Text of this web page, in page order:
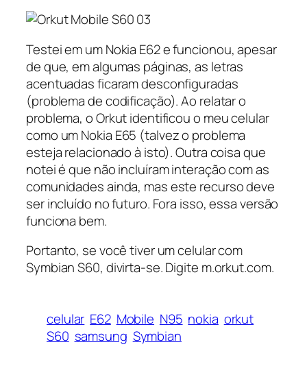
Testei em um Nokia E62 e funcionou, apesar
de que, em algumas páginas, as letras
acentuadas ficaram desconfiguradas
(problema de codificação). Ao relatar o
problema, o Orkut identificou o meu celular
como um Nokia E65 (talvez o problema
esteja relacionado à isto). Outra coisa que
notei é que não incluíram interação com as
comunidades ainda, mas este recurso deve
ser incluído no futuro. Fora isso, essa versão
funciona bem.
Portanto, se você tiver um celular com
Symbian S60, divirta-se. Digite m.orkut.com.
celular E62 Mobile N95 nokia orkut
S60 samsung Symbian